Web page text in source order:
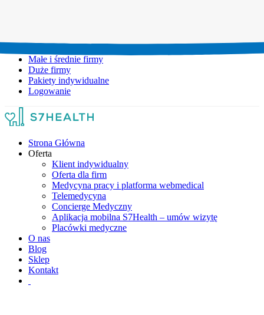
Małe i średnie firmy
Duże firmy
Pakiety indywidualne
Logowanie
Strona Główna
Oferta
Klient indywidualny
Oferta dla firm
Medycyna pracy i platforma webmedical
Telemedycyna
Concierge Medyczny
Aplikacja mobilna S7Health – umów wizytę
Placówki medyczne
O nas
Blog
Sklep
Kontakt